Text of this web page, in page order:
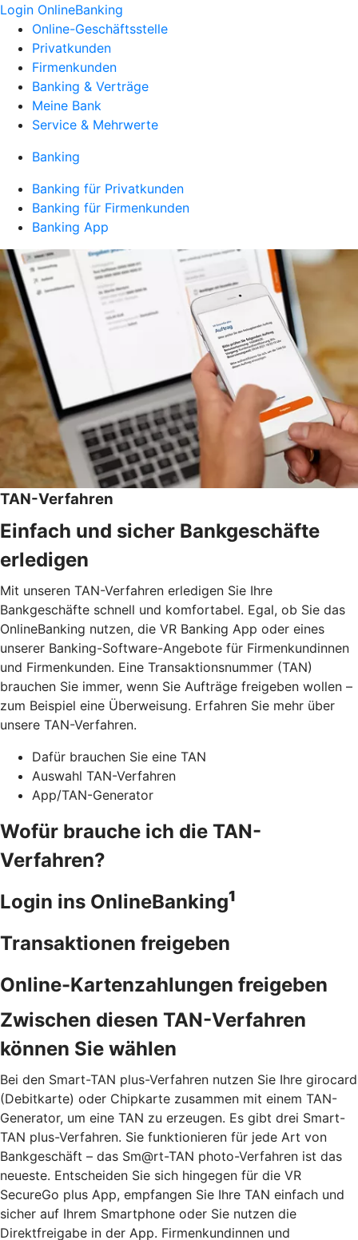
Login OnlineBanking
Online-Geschäftsstelle
Privatkunden
Firmenkunden
Banking & Verträge
Meine Bank
Service & Mehrwerte
Banking
Banking für Privatkunden
Banking für Firmenkunden
Banking App
TAN-Verfahren
Einfach und sicher Bankgeschäfte
erledigen
Mit unseren TAN-Verfahren erledigen Sie Ihre
Bankgeschäfte schnell und komfortabel. Egal, ob Sie das
OnlineBanking nutzen, die VR Banking App oder eines
unserer Banking-Software-Angebote für Firmenkundinnen
und Firmenkunden. Eine Transaktionsnummer (TAN)
brauchen Sie immer, wenn Sie Aufträge freigeben wollen –
zum Beispiel eine Überweisung. Erfahren Sie mehr über
unsere TAN-Verfahren.
Dafür brauchen Sie eine TAN
Auswahl TAN-Verfahren
App/TAN-Generator
Wofür brauche ich die TAN-
Verfahren?
Login ins OnlineBanking1
Transaktionen freigeben
Online-Kartenzahlungen freigeben
Zwischen diesen TAN-Verfahren
können Sie wählen
Bei den Smart-TAN plus-Verfahren nutzen Sie Ihre girocard
(Debitkarte) oder Chipkarte zusammen mit einem TAN-
Generator, um eine TAN zu erzeugen. Es gibt drei Smart-
TAN plus-Verfahren. Sie funktionieren für jede Art von
Bankgeschäft – das Sm@rt-TAN photo-Verfahren ist das
neueste. Entscheiden Sie sich hingegen für die VR
SecureGo plus App, empfangen Sie Ihre TAN einfach und
sicher auf Ihrem Smartphone oder Sie nutzen die
Direktfreigabe in der App. Firmenkundinnen und